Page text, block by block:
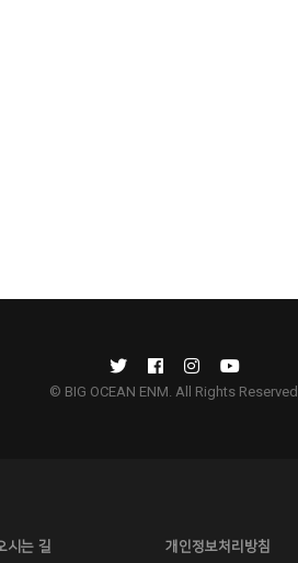
© BIG OCEAN ENM. All Rights Reserved.
시는 길 개인정보처리방침